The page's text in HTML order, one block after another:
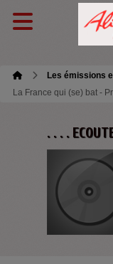
Les émissions
La France qui (se) bat -
. . . .